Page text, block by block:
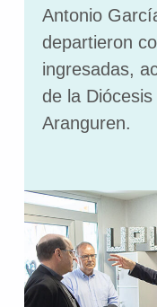
Antonio
departieron
ingresadas,
de la
Aranguren.